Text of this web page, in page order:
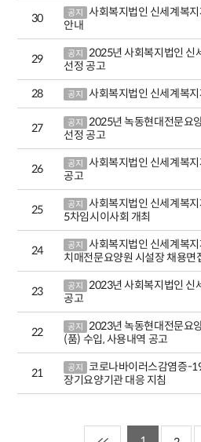
30 공지 사회복지법인 신세계복
안내
29 공지 2025년 사회복지법인 신
선정 공고
28
공지 사회복지법인 신세계복
27 공지 2025년 녹동현대전문요
선정 공고
26 공지 사회복지법인 신세계복
공고
25 공지 사회복지법인 신세계복
5차임시이사회 개최
24 공지 사회복지법인 신세계복
치매전문요양원 시설장 채용면
23 공지 2023년 사회복지법인 신
공고
22 공지 2023년 녹동현대전문요
(품) 수입, 사용내역 공고
21 공지 코로나바이러스감염증-
장기요양기관 대응 지침